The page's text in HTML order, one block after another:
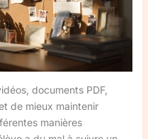
documents PDF,
de mieux maintenir
manières